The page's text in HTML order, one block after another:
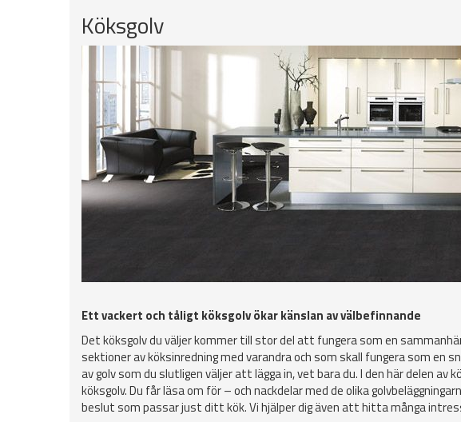
Köksgolv
Ett vackert och tåligt köksgolv ökar känslan av välbefinnande
Det köksgolv du väljer kommer till stor del att fungera som en
sektioner av köksinredning med varandra och som skall fungera som en
av golv som du slutligen väljer att lägga in, vet bara du. I den här delen
köksgolv. Du får läsa om för – och nackdelar med de olika
beslut som passar just ditt kök. Vi hjälper dig även att hitta många